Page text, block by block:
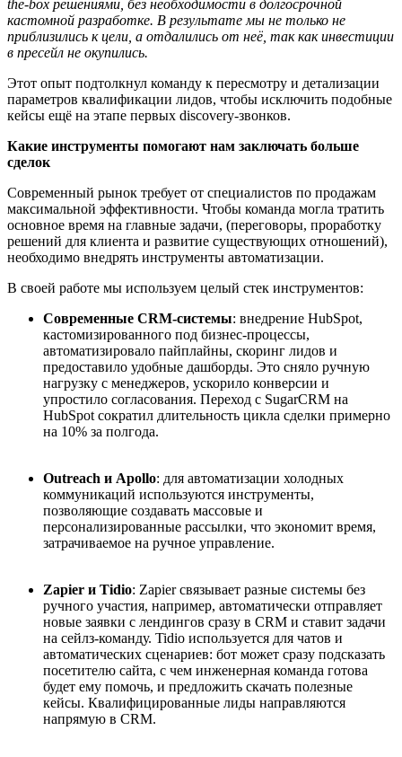
the-box решениями, без необходимости в долгосрочной
кастомной разработке. В результате мы не только не
приблизились к цели, а отдалились от неё , так как инвестиции
в пресейл не окупились.
Этот опыт подтолкнул команду к пересмотру и детализации
параметров квалификации лидов, чтобы исключить подобные
кейсы ещё на этапе первых discovery-звонков.
Какие инструменты помогают нам заключать больше
сделок
Современный рынок требует от специалистов по продажам
максимальной эффективности. Чтобы команда могла тратить
основное время на главные задачи, (переговоры, проработку
решений для клиента и развитие существующих отношений),
необходимо внедрять инструменты автоматизации.
В своей работе мы используем целый стек инструментов:
Современные CRM-системы: внедрение HubSpot,
кастомизированного под бизнес-процессы,
автоматизировало пайплайны, скоринг лидов и
предоставило удобные дашборды. Это сняло ручную
нагрузку с менеджеров, ускорило конверсии и
упростило согласования. Переход с SugarCRM на
HubSpot сократил длительность цикла сделки примерно
на 10% за полгода.
Outreach и Apollo: для автоматизации холодных
коммуникаций используются инструменты,
позволяющие создавать массовые и
персонализированные рассылки, что экономит время,
затрачиваемое на ручное управление.
Zapier и Tidio: Zapier связывает разные системы без
ручного участия, например, автоматически отправляет
новые заявки с лендингов сразу в CRM и ставит задачи
на сейлз-команду. Tidio используется для чатов и
автоматических сценариев: бот может сразу подсказать
посетителю сайта, с чем инженерная команда готова
будет ему помочь, и предложить скачать полезные
кейсы. Квалифицированные лиды направляются
напрямую в CRM.